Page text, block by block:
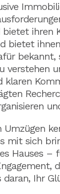
bietet
mit sich
Hauses
Ihr